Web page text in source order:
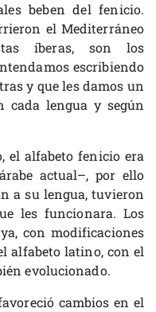
beben del fenicio.
el Mediterráneo
íberas, son los
escribiendo
y que les damos un
cada lengua y según
el alfabeto fenicio era
actual–, por ello
a su lengua, tuvieron
les funcionara. Los
con modificaciones
alfabeto latino, con el
evolucionado.
cambios en el